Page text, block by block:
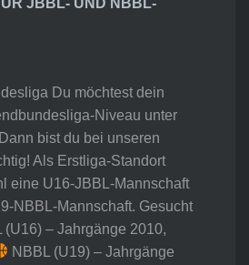
Du möchtest dein
Niveau unter
bist du bei unseren
Als Erstliga-Standort
eine U16-JBBL-Mannschaft
NBBL-Mannschaft. Gesucht
(U16) – Jahrgänge 2010,
NBBL (U19) – Jahrgänge